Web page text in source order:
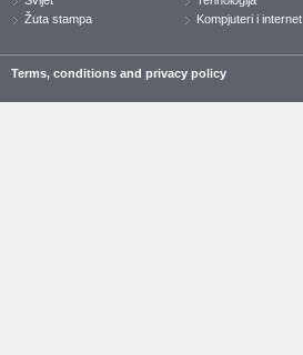
Žuta stampa
Kompjuteri i internet
Terms, conditions and privacy policy